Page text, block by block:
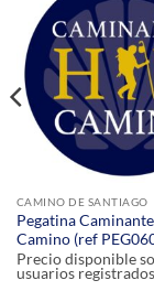
CAMINO DE SANTIAGO
Pegatina
Camino (ref
Precio disponible
usuarios